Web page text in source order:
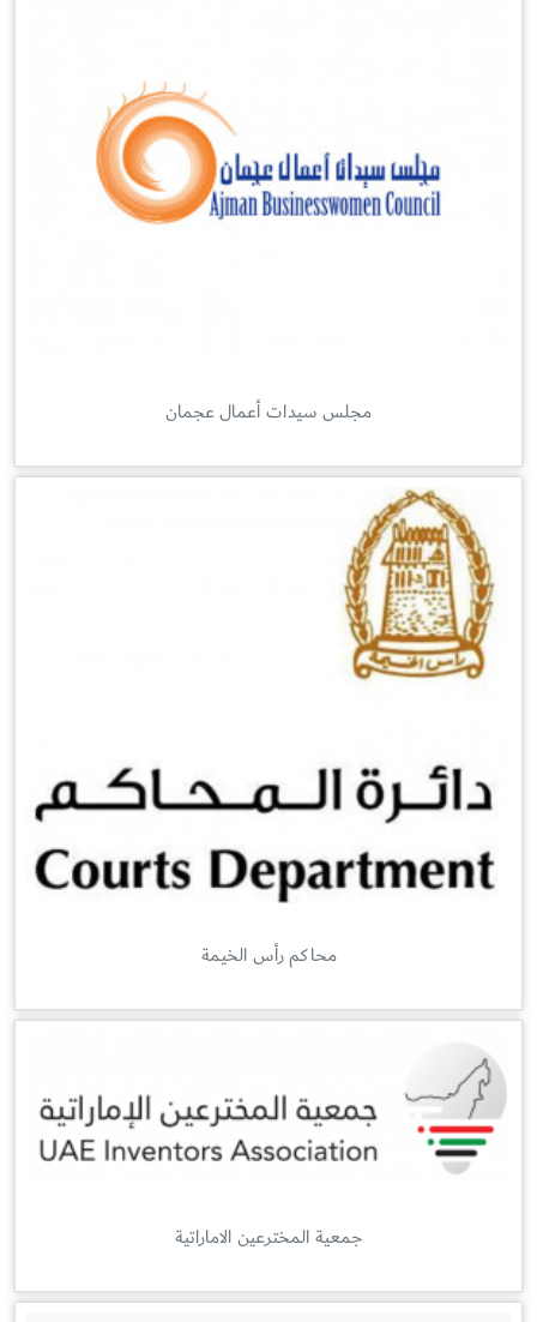
مجلس سيدات أعمال عجمان
محاكم رأس الخيمة
جمعية المخترعين الاماراتية